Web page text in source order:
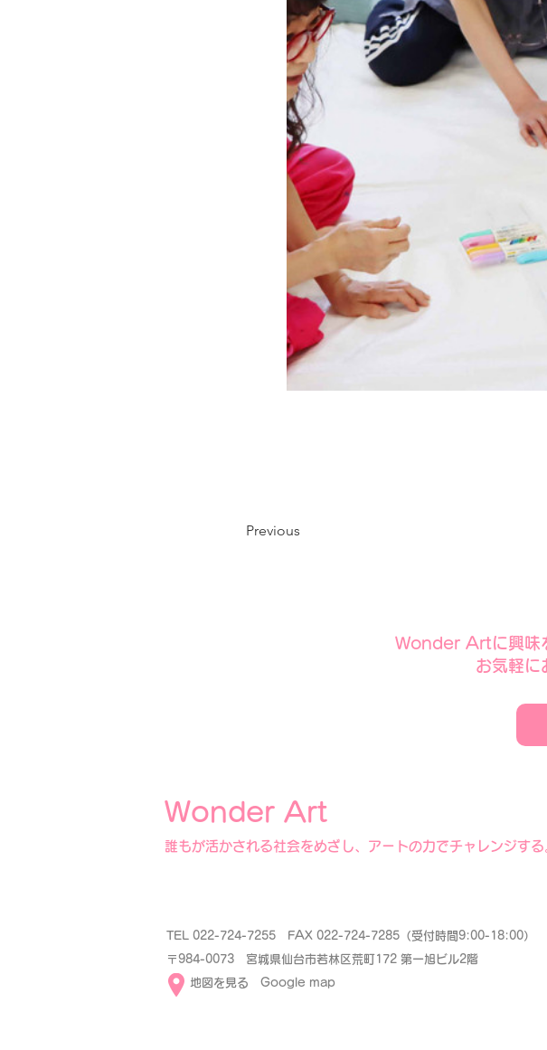
Previous
​Wonder Artに興味
お気軽に
Wonder Art
誰もが活かされる社会をめざし、アートの力でチャレンジする
TEL 022-724-7255 FAX 022-724-7285（受付時間9:00-18:00）
〒984-0073 宮城県仙台市若林区荒町172 第一旭ビル2階
​ 地図を見る Google map